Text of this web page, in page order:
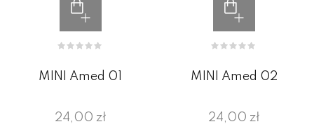
MINI Amed 01
24,00 zł
MINI Amed 02
24,00 zł